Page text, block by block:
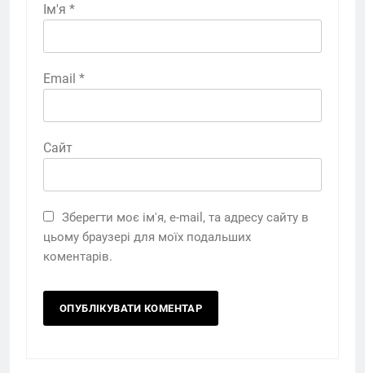
Ім'я *
Email *
Сайт
Зберегти моє ім'я, e-mail, та адресу сайту в
цьому браузері для моїх подальших
коментарів.